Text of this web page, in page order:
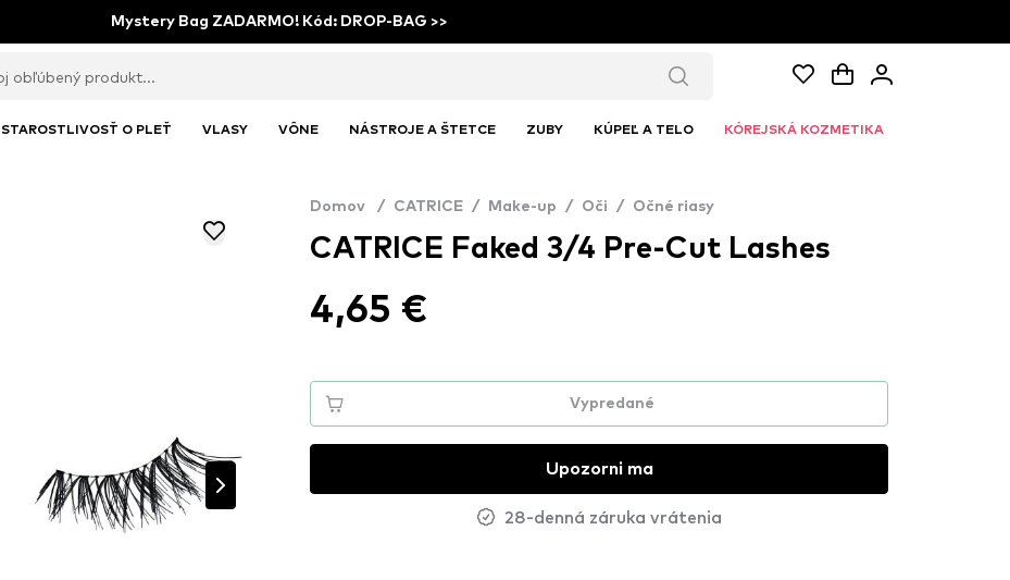
Mystery Bag ZADARMO! Kód: DROP-BAG >>
STAROSTLIVOSŤ O PLEŤ VLASY VÔNE NÁSTROJE A ŠTETCE ZUBY KÚPEĽ A TELO KÓREJSKÁ KOZMETIKA
Domov / CATRICE / Make-up / Oči / Očné riasy
CATRICE Faked 3/4 Pre-Cut Lashes
4,65 €
Vypredané
Upozorni ma
28-denná záruka vrátenia